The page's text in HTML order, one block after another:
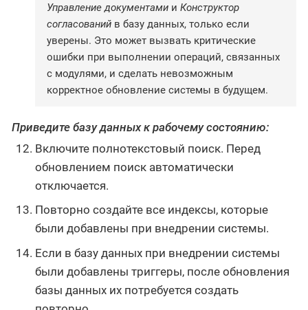
Управление документами и Конструктор
согласований в базу данных, только если
уверены. Это может вызвать критические
ошибки при выполнении операций, связанных
с модулями, и сделать невозможным
корректное обновление системы в будущем.
Приведите базу данных к рабочему состоянию:
Включите полнотекстовый поиск. Перед
обновлением поиск автоматически
отключается.
Повторно создайте все индексы, которые
были добавлены при внедрении системы.
Если в базу данных при внедрении системы
были добавлены триггеры, после обновления
базы данных их потребуется создать